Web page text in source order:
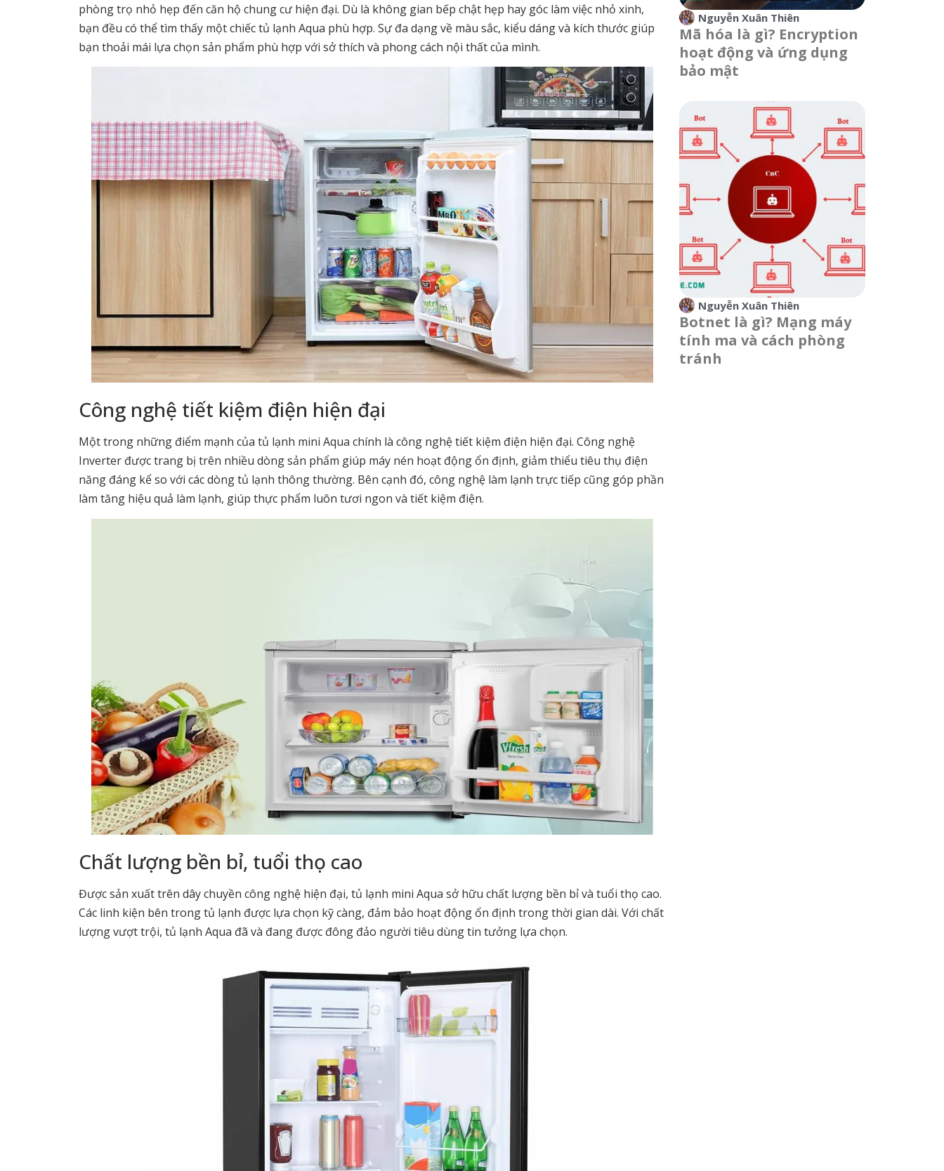
phòng trọ nhỏ hẹp đến căn hộ chung cư hiện đại. Dù là không gian bếp chật hẹp hay góc làm việc nhỏ xinh,
bạn đều có thể tìm thấy một chiếc tủ lạnh Aqua phù hợp. Sự đa dạng về màu sắc, kiểu dáng và kích thước giúp
bạn thoải mái lựa chọn sản phẩm phù hợp với sở thích và phong cách nội thất của mình.
Công nghệ tiết kiệm điện hiện đại
Một trong những điểm mạnh của tủ lạnh mini Aqua chính là công nghệ tiết kiệm điện hiện đại. Công nghệ
Inverter được trang bị trên nhiều dòng sản phẩm giúp máy nén hoạt động ổn định, giảm thiểu tiêu thụ điện
năng đáng kể so với các dòng tủ lạnh thông thường. Bên cạnh đó, công nghệ làm lạnh trực tiếp cũng góp phần
làm tăng hiệu quả làm lạnh, giúp thực phẩm luôn tươi ngon và tiết kiệm điện.
Chất lượng bền bỉ, tuổi thọ cao
Được sản xuất trên dây chuyền công nghệ hiện đại, tủ lạnh mini Aqua sở hữu chất lượng bền bỉ và tuổi thọ cao.
Các linh kiện bên trong tủ lạnh được lựa chọn kỹ càng, đảm bảo hoạt động ổn định trong thời gian dài. Với chất
lượng vượt trội, tủ lạnh Aqua đã và đang được đông đảo người tiêu dùng tin tưởng lựa chọn.
Nguyễn Xuân Thiên
Mã hóa là gì? Encryption
hoạt động và ứng dụng
bảo mật
Nguyễn Xuân Thiên
Botnet là gì? Mạng máy
tính ma và cách phòng
tránh